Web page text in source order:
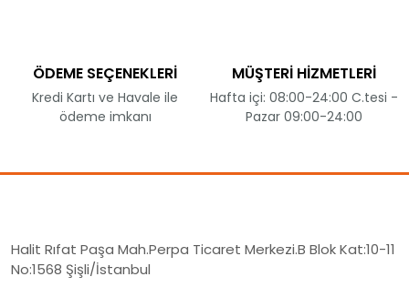
ÖDEME SEÇENEKLERİ
Kredi Kartı ve Havale ile
ödeme imkanı
MÜŞTERİ HİZMETLERİ
Hafta içi: 08:00-24:00 C.tesi -
Pazar 09:00-24:00
Halit Rıfat Paşa Mah.Perpa Ticaret Merkezi.B Blok Kat:10-11
No:1568 Şişli/İstanbul